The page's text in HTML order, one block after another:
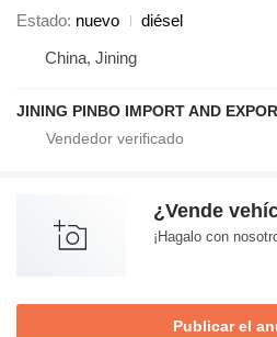
Estado nuevo
diésel
China, Jining
JINING PINBO IMPORT AND
¿Vende
¡Hagalo con
Publicar el